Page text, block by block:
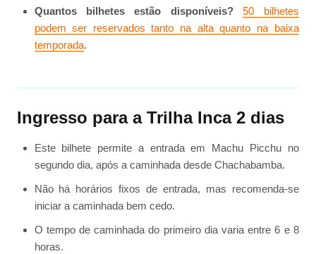
Quantos bilhetes estão disponíveis?
50 bilhetes
podem ser reservados tanto na alta quanto na baixa
temporada.
Ingresso para a Trilha Inca 2 dias
Este bilhete permite a entrada em Machu Picchu no
segundo dia, após a caminhada desde Chachabamba.
Não há horários fixos de entrada, mas recomenda-se
iniciar a caminhada bem cedo.
O tempo de caminhada do primeiro dia varia entre 6 e 8
horas.